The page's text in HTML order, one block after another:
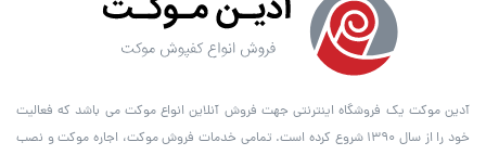
آدین موکت یک فروشگاه اینترنتی جهت فروش آنلاین انواع موکت می باشد که فعالیت
خود را از سال ۱۳۹۰ شروع کرده است. تمامی خدمات فروش موکت، اجاره موکت و نصب